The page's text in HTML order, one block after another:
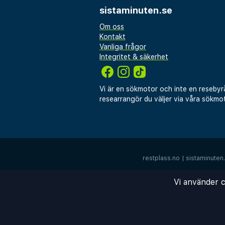
sistaminuten.se
Om oss
Kontakt
Vanliga frågor
Integritet & säkerhet
Vi är en sökmotor och inte en
researrangör du väljer via våra
restplass.no
Vi använder